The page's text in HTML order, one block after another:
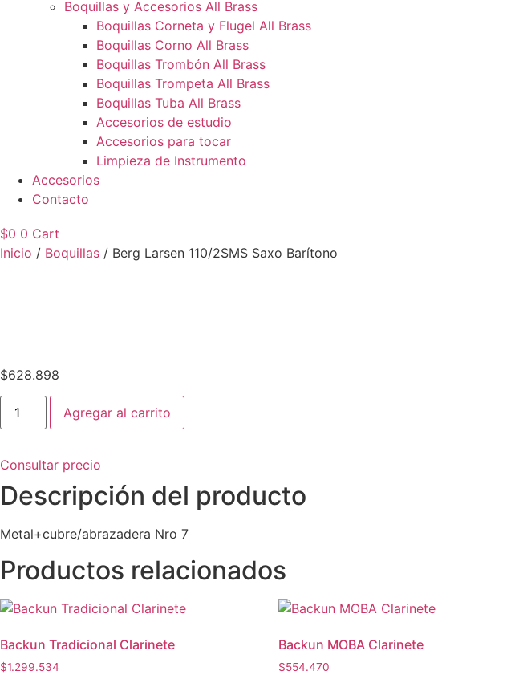
Boquillas y Accesorios All Brass
Boquillas Corneta y Flugel All Brass
Boquillas Corno All Brass
Boquillas Trombón All Brass
Boquillas Trompeta All Brass
Boquillas Tuba All Brass
Accesorios de estudio
Accesorios para tocar
Limpieza de Instrumento
Accesorios
Contacto
$0 0 Cart
Inicio / Boquillas / Berg Larsen 110/2SMS Saxo Barítono
$628.898
Berg
Larsen
110/2SMS
cantidad
Agregar al carrito
Consultar precio
Descripción del producto
Metal+cubre/abrazadera Nro 7
Productos relacionados
Backun Tradicional Clarinete
$1.299.534
Backun MOBA Clarinete
$554.470